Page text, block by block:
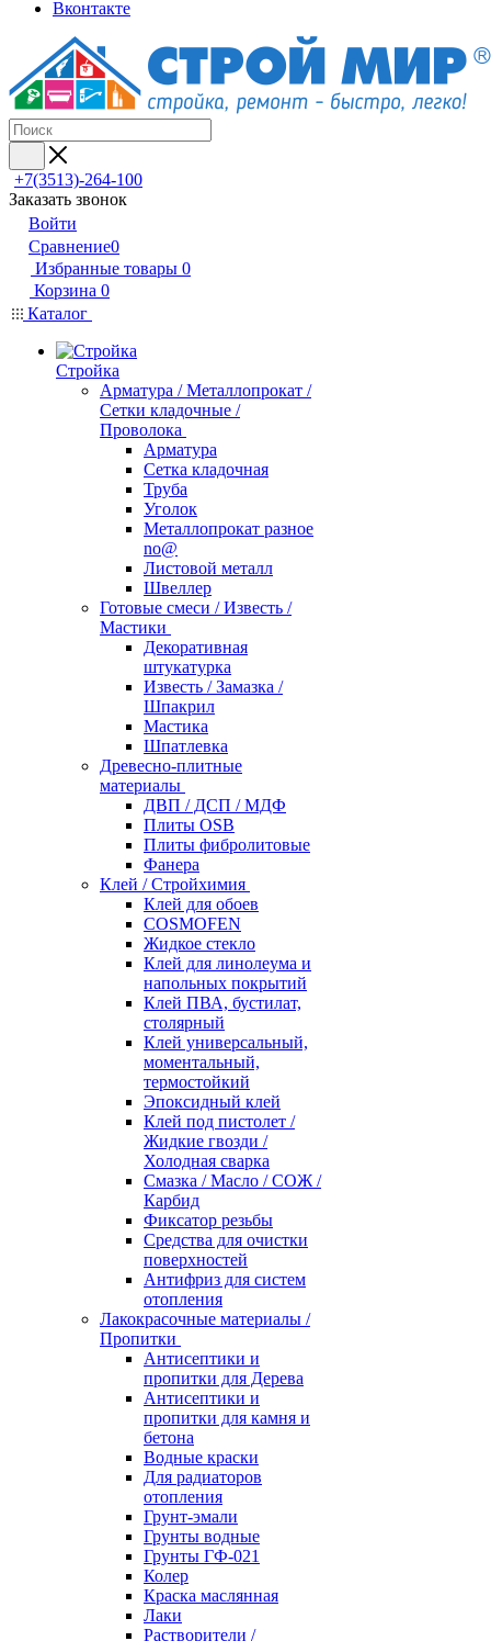
Вконтакте
+7(3513)-264-100
Заказать звонок
Войти
Сравнение0
Избранные товары 0
Корзина 0
Каталог
Стройка
Арматура / Металлопрокат /
Сетки кладочные /
Проволока
Арматура
Сетка кладочная
Труба
Уголок
Металлопрокат разное
no@
Листовой металл
Швеллер
Готовые смеси / Известь /
Мастики
Декоративная
штукатурка
Известь / Замазка /
Шпакрил
Мастика
Шпатлевка
Древесно-плитные
материалы
ДВП / ДСП / МДФ
Плиты OSB
Плиты фибролитовые
Фанера
Клей / Стройхимия
Клей для обоев
COSMOFEN
Жидкое стекло
Клей для линолеума и
напольных покрытий
Клей ПВА, бустилат,
столярный
Клей универсальный,
моментальный,
термостойкий
Эпоксидный клей
Клей под пистолет /
Жидкие гвозди /
Холодная сварка
Смазка / Масло / СОЖ /
Карбид
Фиксатор резьбы
Средства для очистки
поверхностей
Антифриз для систем
отопления
Лакокрасочные материалы /
Пропитки
Антисептики и
пропитки для Дерева
Антисептики и
пропитки для камня и
бетона
Водные краски
Для радиаторов
отопления
Грунт-эмали
Грунты водные
Грунты ГФ-021
Колер
Краска маслянная
Лаки
Растворители /